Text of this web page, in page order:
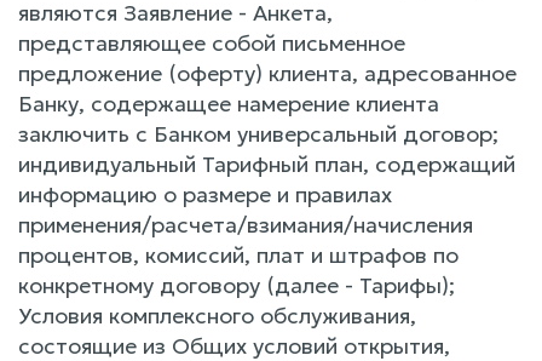
являются Заявление - Анкета,
представляющее собой письменное
предложение (оферту) клиента, адресованное
Банку, содержащее намерение клиента
заключить с Банком универсальный договор;
индивидуальный Тарифный план, содержащий
информацию о размере и правилах
применения/расчета/взимания/начисления
процентов, комиссий, плат и штрафов по
конкретному договору (далее - Тарифы);
Условия комплексного обслуживания,
состоящие из Общих условий открытия,